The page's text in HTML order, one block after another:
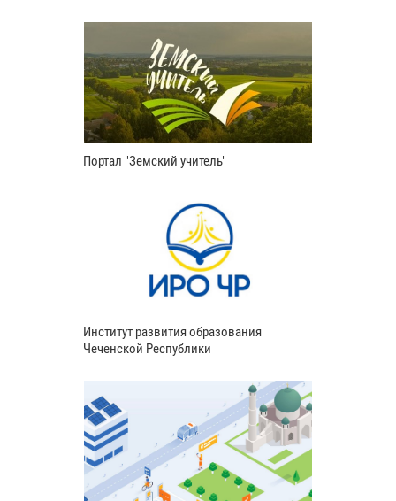
Портал "Земский учитель"
Институт развития образования
Чеченской Республики